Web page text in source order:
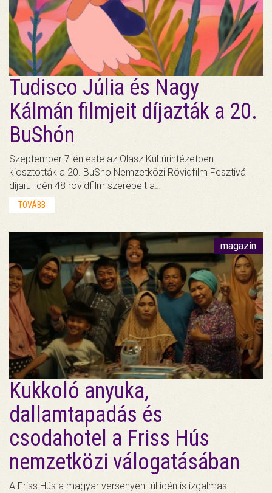
Tudisco Júlia és Nagy
Kálmán filmjeit díjazták a 20.
BuShón
Szeptember 7-én este az Olasz Kultúrintézetben
kiosztották a 20. BuSho Nemzetközi Rövidfilm Fesztivál
díjait. Idén 48 rövidfilm szerepelt a…
TOVÁBB
magazin
Kukkoló anyuka,
dallamtapadás és
csodahotel a Friss Hús
nemzetközi válogatásában
A Friss Hús a magyar versenyen túl idén is izgalmas